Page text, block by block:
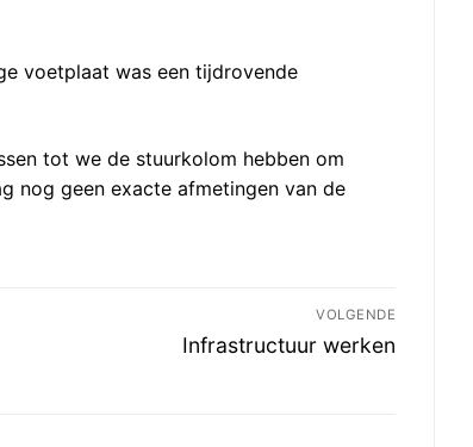
voetplaat was een tijdrovende
tot we de stuurkolom hebben om
nog geen exacte afmetingen van de
VOLGENDE
Volgend
Infrastructuur werken